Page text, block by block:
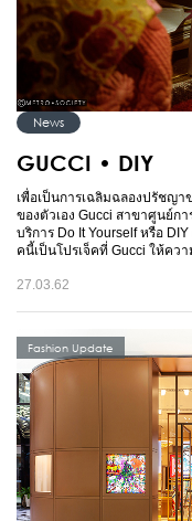
News
GUCCI • DIY
เพื่อเป็นการเฉลิมฉลองปรัชญ
ของตัวเอง Gucci สาขาศูนย์ก
บริการ Do It Yourself หรือ
คนี้เป็นโปรเจ็คที่ Gucci ให้คว
27.03.62
Fashion Update